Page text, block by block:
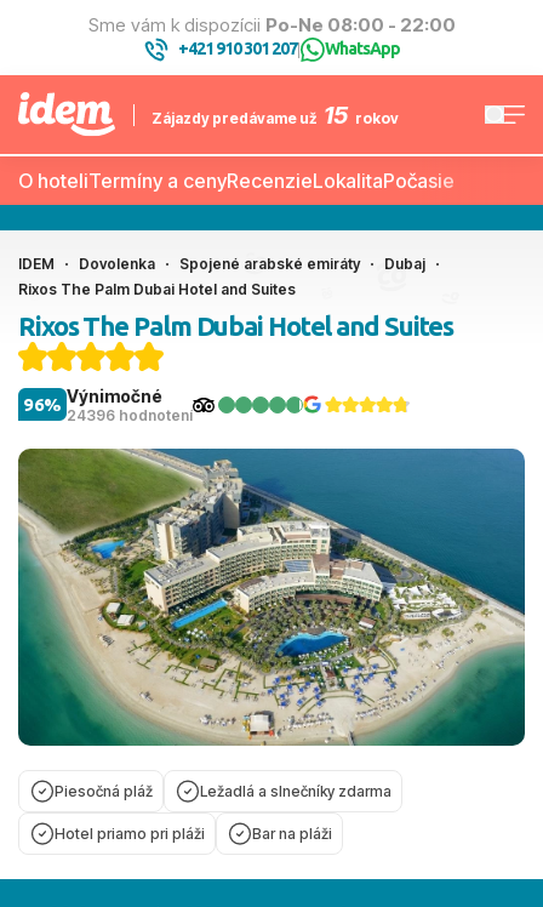
Sme vám k dispozícii Po-Ne 08:00 - 22:00
+421 910 301 207| WhatsApp
Zájazdy predávame už 15 rokov
O hoteliTermíny a cenyRecenzieLokalitaPočasie
IDEM Dovolenka Spojené arabské emiráty
Dubaj
Rixos The Palm Dubai Hotel and Suites
Rixos The Palm Dubai Hotel and Suites
Výnimočné
24396 hodnotení
96%
Piesočná pláž Ležadlá a slnečníky zdarma
Hotel priamo pri pláži Bar na pláži